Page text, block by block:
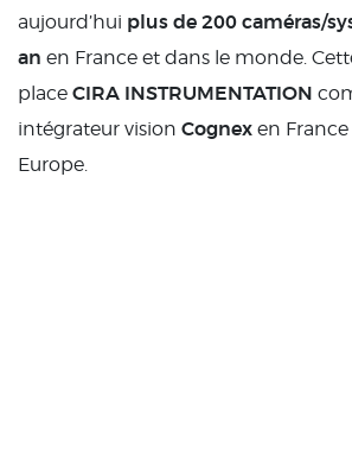
aujourd’hui plus de 200 caméras/
an en France et dans le monde.
place CIRA INSTRUMENTATION
intégrateur vision Cognex en France
Europe.